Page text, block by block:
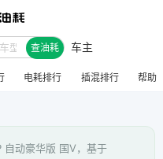
查油耗 车主
电耗排行 插混排行 帮助
动豪华版 国V，基于